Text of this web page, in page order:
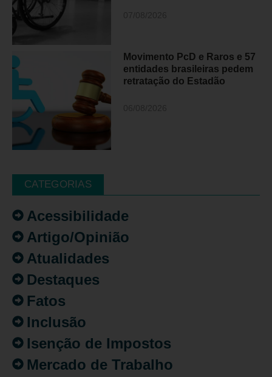
Movimento PcD e Raros e 57
entidades brasileiras pedem
retratação do Estadão
CATEGORIAS
Acessibilidade
Artigo/Opinião
Atualidades
Destaques
Fatos
Inclusão
Isenção de Impostos
Mercado de Trabalho